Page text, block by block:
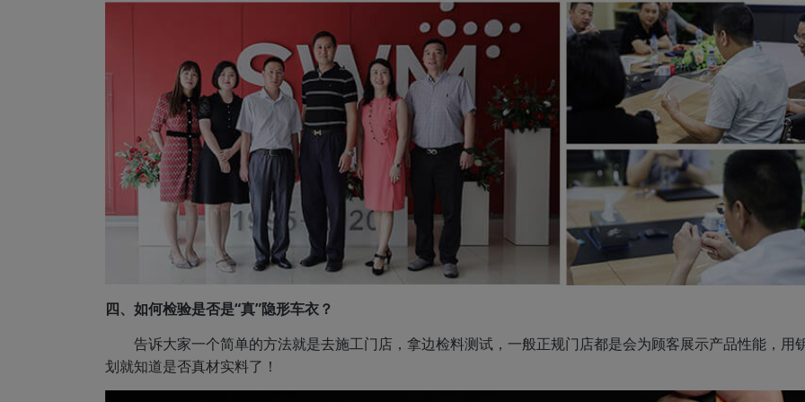
四、如何检验是否是“真”隐形车衣？
告诉大家一个简单的方法就是去施工门店，拿边检料测试，一般正规门店都是会为顾客展示产品性能，用
划就知道是否真材实料了！